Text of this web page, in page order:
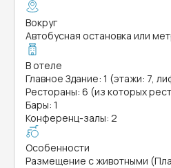
Вокруг
Автобусная остановка или
В отеле
Главное Здание: 1 (этажи: 7,
Рестораны: 6 (из которых
Бары: 1
Конференц-залы: 2
Особенности
Размещение с животными